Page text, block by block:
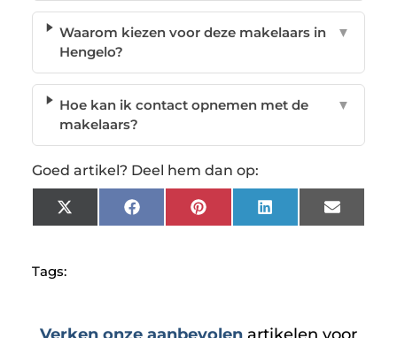
Waarom kiezen voor deze makelaars in
Hengelo?
▼
Hoe kan ik contact opnemen met de
makelaars?
▼
Goed artikel? Deel hem dan op:
X
(Twitter)
FacebookPinterest LinkedIn Email
Tags: